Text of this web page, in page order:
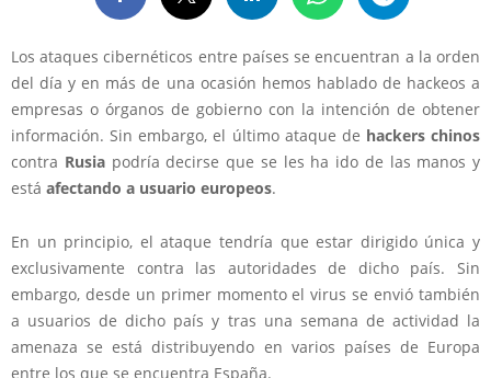
Los ataques cibernéticos entre países se encuentran a la orden
del día y en más de una ocasión hemos hablado de hackeos a
empresas o órganos de gobierno con la intención de obtener
información. Sin embargo, el último ataque de hackers chinos
contra Rusiapodría decirse que se les ha ido de las manos y
está afectando a usuario europeos.
En un principio, el ataque tendría que estar dirigido única y
exclusivamente contra las autoridades de dicho país. Sin
embargo, desde un primer momento el virus se envió también
a usuarios de dicho país y tras una semana de actividad la
amenaza se está distribuyendo en varios países de Europa
entre los que se encuentra España.